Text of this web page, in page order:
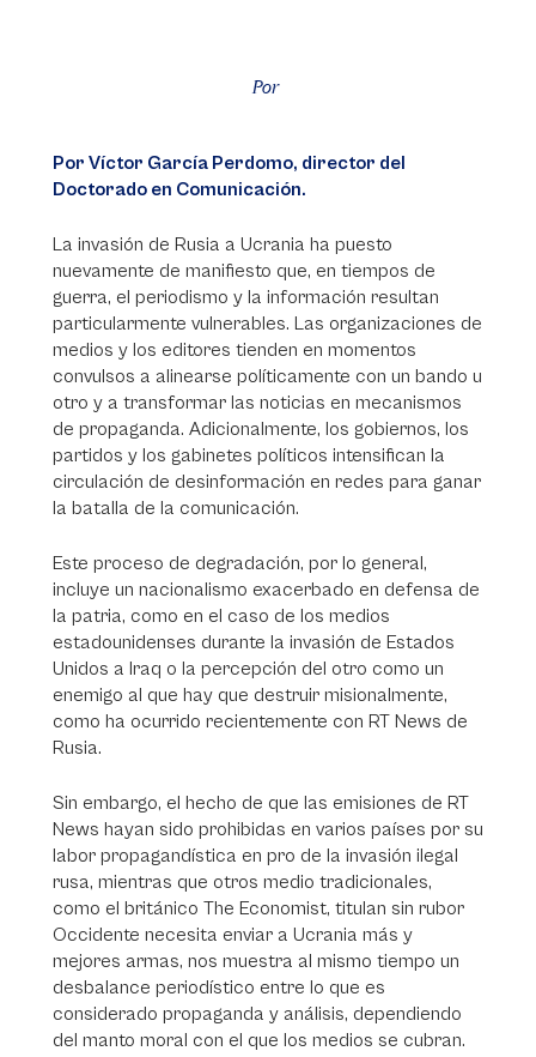
Por
Por Víctor García Perdomo, director del
Doctorado en Comunicación.
La invasión de Rusia a Ucrania ha puesto
nuevamente de manifiesto que, en tiempos de
guerra, el periodismo y la información resultan
particularmente vulnerables. Las organizaciones de
medios y los editores tienden en momentos
convulsos a alinearse políticamente con un bando u
otro y a transformar las noticias en mecanismos
de propaganda. Adicionalmente, los gobiernos, los
partidos y los gabinetes políticos intensifican la
circulación de desinformación en redes para ganar
la batalla de la comunicación.
Este proceso de degradación, por lo general,
incluye un nacionalismo exacerbado en defensa de
la patria, como en el caso de los medios
estadounidenses durante la invasión de Estados
Unidos a Iraq o la percepción del otro como un
enemigo al que hay que destruir misionalmente,
como ha ocurrido recientemente con RT News de
Rusia.
Sin embargo, el hecho de que las emisiones de RT
News hayan sido prohibidas en varios países por su
labor propagandística en pro de la invasión ilegal
rusa, mientras que otros medio tradicionales,
como el británico The Economist, titulan sin rubor
Occidente necesita enviar a Ucrania más y
mejores armas, nos muestra al mismo tiempo un
desbalance periodístico entre lo que es
considerado propaganda y análisis, dependiendo
del manto moral con el que los medios se cubran.